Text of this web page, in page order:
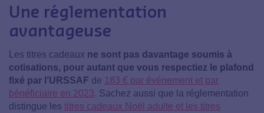
Une réglementation
avantageuse
Les titres cadeaux ne sont pas davantage soumis à
cotisations, pour autant que vous respectiez le plafond
fixé par l’URSSAF de 183 € par événement et par
bénéficiaire en 2023. Sachez aussi que la réglementation
distingue les titres cadeaux Noël adulte et les titres